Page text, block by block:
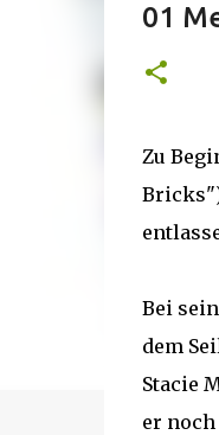
01
Zu
Bei
dem
Stacie
er